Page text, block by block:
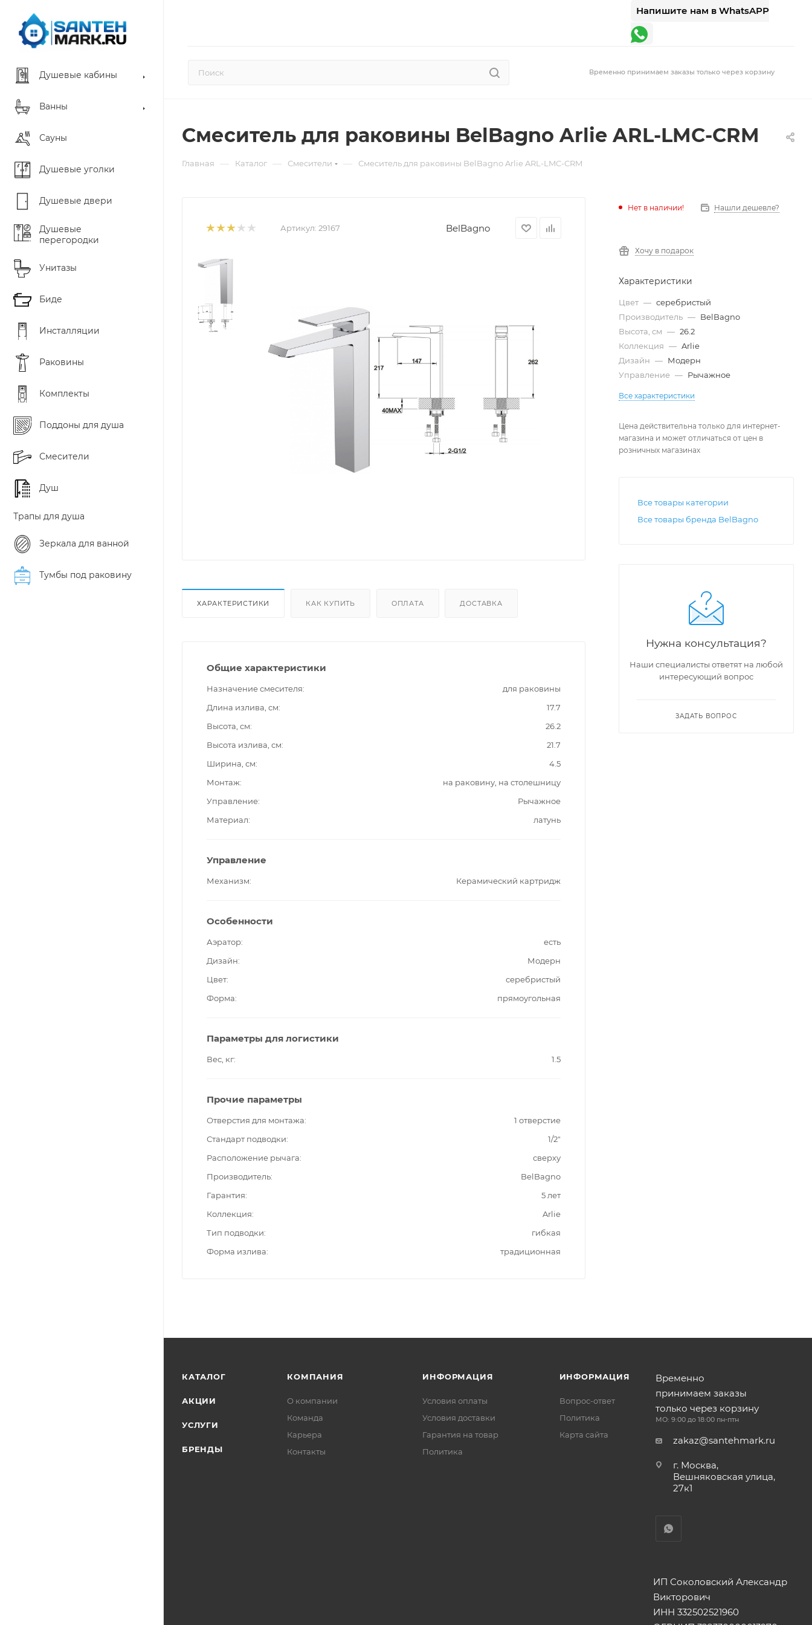
Напишите нам в WhatsAPP
Временно принимаем заказы только через корзину
Душевые кабины
Ванны
Сауны
Душевые уголки
Душевые двери
Душевые
перегородки
Унитазы
Биде
Инсталляции
Раковины
Комплекты
Поддоны для душа
Смесители
Душ
Трапы для душа
Зеркала для ванной
Тумбы под раковину
Смеситель для раковины BelBagno Arlie ARL-LMC-CRM
Главная — Каталог — Смесители — Смеситель для раковины BelBagno Arlie ARL-LMC-CRM
Артикул: 29167 BelBagno
ХАРАКТЕРИСТИКИ КАК КУПИТЬ ОПЛАТА ДОСТАВКА
Общие характеристики
Назначение смесителя
для раковины
Длина излива, см
17.7
Высота, см
26.2
Высота излива, см
21.7
Ширина, см
4.5
Монтаж
на раковину, на столешницу
Управление
Рычажное
Материал
латунь
Управление
Механизм Керамический картридж
Особенности
Аэратор
есть
Дизайн
Модерн
Цвет
серебристый
Форма
прямоугольная
Параметры для логистики
Вес, кг 1.5
Прочие параметры
Отверстия для монтажа
1 отверстие
Стандарт подводки
1/2"
Расположение рычага
сверху
Производитель
BelBagno
Гарантия
5 лет
Коллекция
Arlie
Тип подводки
гибкая
Форма излива
традиционная
Нет в наличии! Нашли дешевле?
Хочу в подарок
Характеристики
Цвет — серебристый
Производитель — BelBagno
Высота, см — 26.2
Коллекция — Arlie
Дизайн — Модерн
Управление — Рычажное
Все характеристики
Цена действительна только для интернет-
магазина и может отличаться от цен в
розничных магазинах
Все товары категории
Все товары бренда BelBagno
Нужна консультация?
Наши специалисты ответят на любой
интересующий вопрос
ЗАДАТЬ ВОПРОС
КАТАЛОГ
АКЦИИ
УСЛУГИ
БРЕНДЫ
КОМПАНИЯ
О компании
Команда
Карьера
Контакты
ИНФОРМАЦИЯ
Условия оплаты
Условия доставки
Гарантия на товар
Политика
ИНФОРМАЦИЯ
Вопрос-ответ
Политика
Карта сайта
Временно
принимаем заказы
только через корзину
МО: 9:00 до 18:00 пн-птн
zakaz@santehmark.ru
г. Москва,
Вешняковская улица,
27к1
ИП Соколовский Александр
Викторович
ИНН 332502521960